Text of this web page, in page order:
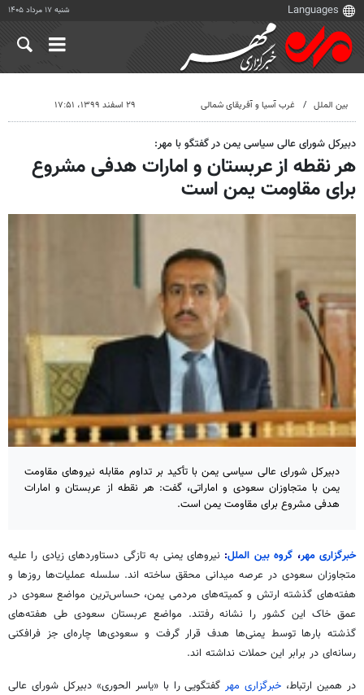
شنبه ۱۷ مرداد ۱۴۰۵
بین الملل غرب آسیا و آفریقای شمالی ۲۹ اسفند ۱۳۹۹، ۱۷:۵۱
دبیرکل شورای عالی سیاسی یمن در گفتگو با مهر:
هر نقطه از عربستان و امارات هدفی مشروع
برای مقاومت یمن است
دبیرکل شورای عالی سیاسی یمن با تأکید بر تداوم مقابله نیروهای مقاومت
یمن با متجاوزان سعودی و اماراتی، گفت: هر نقطه از عربستان و امارات
هدفی مشروع برای مقاومت یمن است.
خبرگزاری مهر، گروه بین الملل: نیروهای یمنی به تازگی دستاوردهای زیادی را علیه
متجاوزان سعودی در عرصه میدانی محقق ساخته اند. سلسله عملیات‌ها روزها و
هفته‌های گذشته ارتش و کمیته‌های مردمی یمن، حساس‌ترین مواضع سعودی در
عمق خاک این کشور را نشانه رفتند. مواضع عربستان سعودی طی هفته‌های
گذشته بارها توسط یمنی‌ها هدف قرار گرفت و سعودی‌ها چاره‌ای جز فرافکنی
رسانه‌ای در برابر این حملات نداشته اند.
در همین ارتباط، خبرگزاری مهر گفتگویی را با «یاسر الحوری» دبیرکل شورای عالی